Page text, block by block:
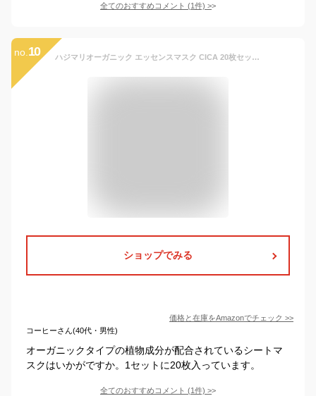
全てのおすすめコメント (1件) >
no. 10 ハジマリオーガニック エッセンスマスク CICA 20枚セット シートマスク フェイスパック パック フェイシャルマスク CICA 個包装 保湿 肌トラブル 美容 プチギフト ギフト プレゼント アメニティ トラベル 旅行 日本製
ショップでみる
価格と在庫をAmazonでチェック >>
コーヒーさん(40代・男性)
オーガニックタイプの植物成分が配合されているシートマ
スクはいかがですか。1セットに20枚入っています。
全てのおすすめコメント (1件) >